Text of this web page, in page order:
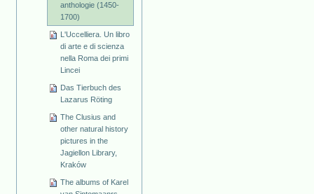
anthologie (1450-
1700)
L'Uccelliera. Un libro
di arte e di scienza
nella Roma dei primi
Lincei
Das Tierbuch des
Lazarus Röting
The Clusius and
other natural history
pictures in the
Jagiellon Library,
Kraków
The albums of Karel